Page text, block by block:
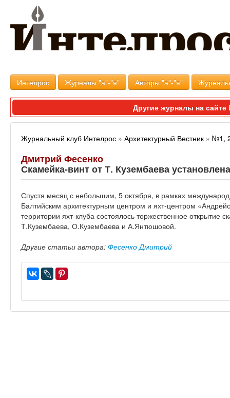
Интелрос Журналы "а"-"я" Авторы "а"-"я"
Другие журналы на
Журнальный клуб Интелрос » Архитектурный Вестник » №1,
Дмитрий Фесенко
Скамейка-винт от Т. Кузембаева
Спустя месяц с небольшим, 5 октября, в рамках
Балтийским архитектурным центром и яхт-центром
территории яхт-клуба состоялось торжественное открытие
Т.Кузембаева, О.Кузембаева и А.Янтюшовой.
Другие статьи автора: Фесенко Дмитрий